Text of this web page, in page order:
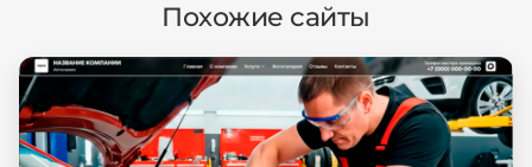
Похожие сайты